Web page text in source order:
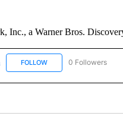
a Warner Bros.
FOLLOWFOLLOW "CNN
0 Followers